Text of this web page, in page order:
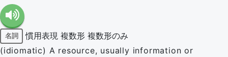
名詞 慣用表現 複数形 複数形のみ
(idiomatic) A resource, usually information or